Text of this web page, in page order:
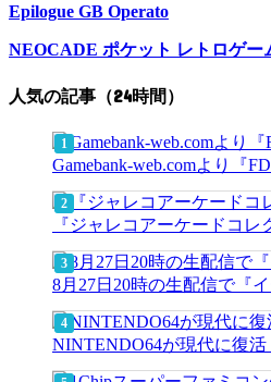
Epilogue GB Operato
NEOCADE ポケット レトロゲー
人気の記事（24時間）
Gamebank-web.comより『
『ジャレコアーケードコ
8月27日20時の生配信で『
NINTENDO64が現代に復